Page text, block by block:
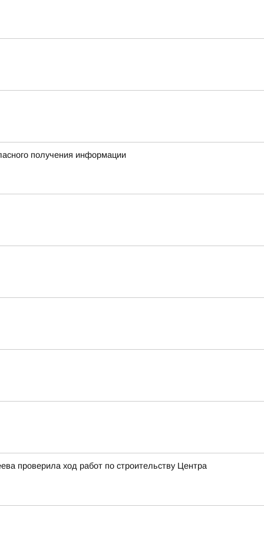
получения информации
проверила ход работ по строительству Центра